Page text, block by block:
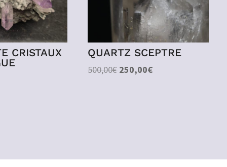
CRISTAUX
QUARTZ SCEPTRE
500,00€ Le
250,00€Le